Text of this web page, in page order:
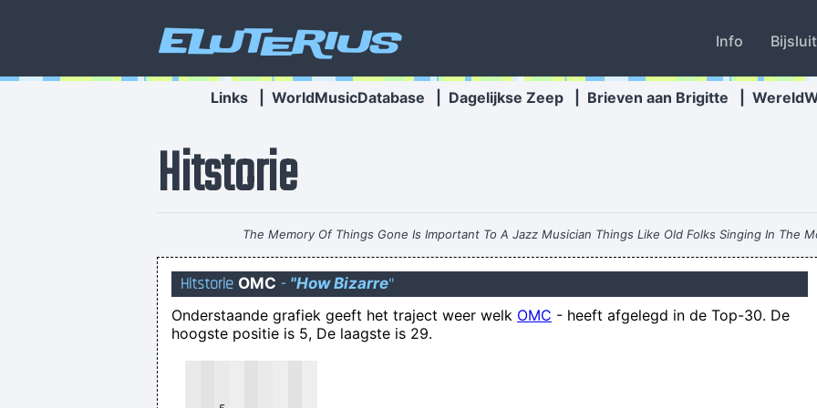
Eluterius Info
Links WorldMusicDatabase Dagelijkse Zeep Brieven aan Brigitte
Hitstorie
The Memory Of Things Gone Is Important To A Jazz Musician Things Like Old Folks Singing In The
Naarmate online-discussies langer worden, nadert de waarschijnlijkheid
Voor conservatief-christelijke jongeren is
Op maandag 27 september
Het verschil tussen een koude en
Ben bijna even blij als gisteren toen de
Hitstorie OMC - "How Bizarre"
Onderstaande grafiek geeft het traject weer welk OMC - heeft afgelegd in de Top-30. De
hoogste positie is 5, De laagste is 29.